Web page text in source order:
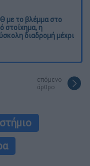
με το βλέμμα στο
στοίχημα, η
διαδρομή μέχρι
επόμενο
άρθρο